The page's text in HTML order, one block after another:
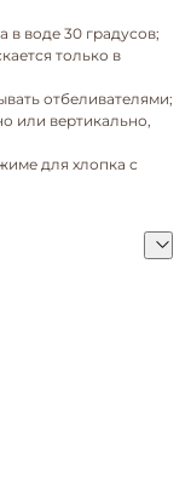
в воде 30 градусов;
только в
отбеливателями;
или вертикально,
для хлопка с